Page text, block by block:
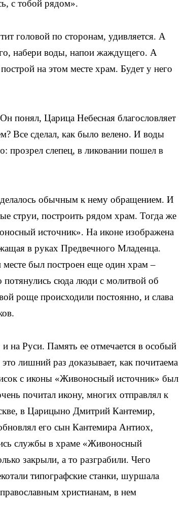
с тобой рядом».
головой по сторонам, удивляется. А
набери воды, напои жаждущего. А
на этом месте храм. Будет у него
понял, Царица Небесная благословляет
Все сделал, как было велено. И воды
прозрел слепец, в ликовании пошел в
обычным к нему обращением. И
струи, построить рядом храм. Тогда же
источник». На иконе изображена
в руках Предвечного Младенца.
месте был построен еще один храм –
сюда люди с молитвой об
роще происходили постоянно, и слава
на Руси. Память ее отмечается в особый
лишний раз доказывает, как почитаема
с иконы «Живоносный источник» был
почитал икону, многих отправлял к
в Царицыно Дмитрий Кантемир,
его сын Кантемира Антиох,
службы в храме «Живоносный
закрыли, а то разграбили. Чего
типографские станки, шуршала
христианам, в нем